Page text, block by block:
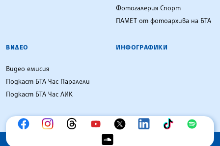
Фотогалерия Спорт
ПАМЕТ от фотоархива на БТА
ВИДЕО
Видео емисия
Подкаст БТА Час Паралели
Подкаст БТА Час ЛИК
ИНФОГРАФИКИ